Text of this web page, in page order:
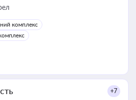
комплекс
+7